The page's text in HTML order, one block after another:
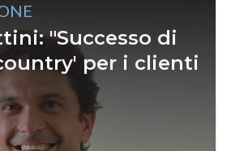
"Successo di
per i clienti